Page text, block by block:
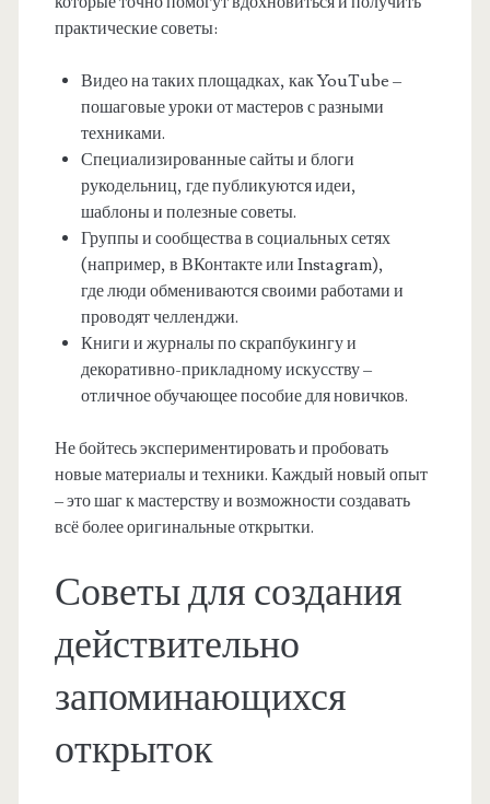
практические советы:
Видео на таких площадках, как YouTube –
пошаговые уроки от мастеров с разными
техниками.
Специализированные сайты и блоги
рукодельниц, где публикуются идеи,
шаблоны и полезные советы.
Группы и сообщества в социальных сетях
(например, в ВКонтакте или Instagram),
где люди обмениваются своими работами и
проводят челленджи.
Книги и журналы по скрапбукингу и
декоративно-прикладному искусству –
отличное обучающее пособие для новичков.
Не бойтесь экспериментировать и пробовать
новые материалы и техники. Каждый новый опыт
– это шаг к мастерству и возможности создавать
всё более оригинальные открытки.
Советы для создания
действительно
запоминающихся
открыток